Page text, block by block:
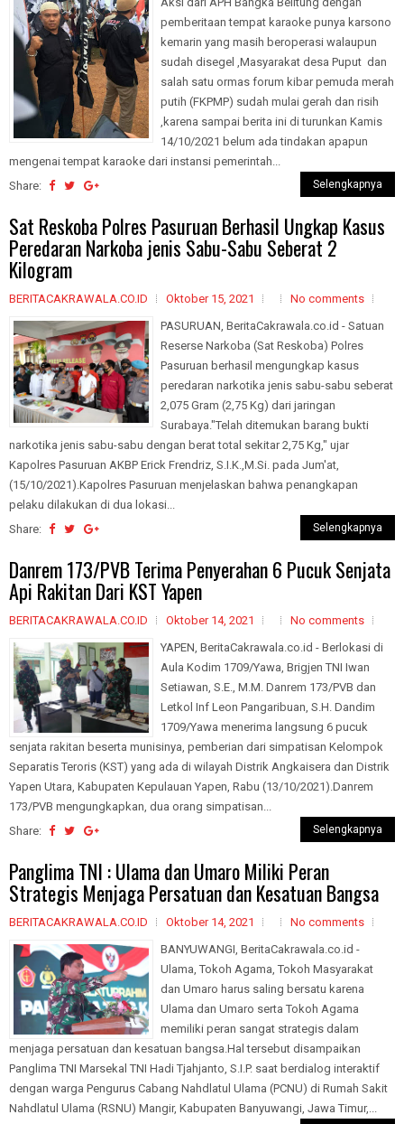
pemberitaan tempat karaoke punya karsono
kemarin yang masih beroperasi walaupun
sudah disegel ,Masyarakat desa Puput dan
salah satu ormas forum kibar pemuda merah
putih (FKPMP) sudah mulai gerah dan risih
,karena sampai berita ini di turunkan Kamis
14/10/2021 belum ada tindakan apapun
mengenai tempat karaoke dari instansi pemerintah...
Share:
Selengkapnya
Sat Reskoba Polres Pasuruan Berhasil Ungkap Kasus
Peredaran Narkoba jenis Sabu-Sabu Seberat 2
Kilogram
BERITACAKRAWALA.CO.ID Oktober 15, 2021
No comments
PASURUAN, BeritaCakrawala.co.id - Satuan
Reserse Narkoba (Sat Reskoba) Polres
Pasuruan berhasil mengungkap kasus
peredaran narkotika jenis sabu-sabu seberat
2,075 Gram (2,75 Kg) dari jaringan
Surabaya."Telah ditemukan barang bukti
narkotika jenis sabu-sabu dengan berat total sekitar 2,75 Kg," ujar
Kapolres Pasuruan AKBP Erick Frendriz, S.I.K.,M.Si. pada Jum'at,
(15/10/2021).Kapolres Pasuruan menjelaskan bahwa penangkapan
pelaku dilakukan di dua lokasi...
Share:
Selengkapnya
Danrem 173/PVB Terima Penyerahan 6 Pucuk Senjata
Api Rakitan Dari KST Yapen
BERITACAKRAWALA.CO.ID Oktober 14, 2021
No comments
YAPEN, BeritaCakrawala.co.id - Berlokasi di
Aula Kodim 1709/Yawa, Brigjen TNI Iwan
Setiawan, S.E., M.M. Danrem 173/PVB dan
Letkol Inf Leon Pangaribuan, S.H. Dandim
1709/Yawa menerima langsung 6 pucuk
senjata rakitan beserta munisinya, pemberian dari simpatisan Kelompok
Separatis Teroris (KST) yang ada di wilayah Distrik Angkaisera dan Distrik
Yapen Utara, Kabupaten Kepulauan Yapen, Rabu (13/10/2021).Danrem
173/PVB mengungkapkan, dua orang simpatisan...
Share:
Selengkapnya
Panglima TNI : Ulama dan Umaro Miliki Peran
Strategis Menjaga Persatuan dan Kesatuan Bangsa
BERITACAKRAWALA.CO.ID Oktober 14, 2021
No comments
BANYUWANGI, BeritaCakrawala.co.id -
Ulama, Tokoh Agama, Tokoh Masyarakat
dan Umaro harus saling bersatu karena
Ulama dan Umaro serta Tokoh Agama
memiliki peran sangat strategis dalam
menjaga persatuan dan kesatuan bangsa.Hal tersebut disampaikan
Panglima TNI Marsekal TNI Hadi Tjahjanto, S.I.P. saat berdialog interaktif
dengan warga Pengurus Cabang Nahdlatul Ulama (PCNU) di Rumah Sakit
Nahdlatul Ulama (RSNU) Mangir, Kabupaten Banyuwangi, Jawa Timur,...